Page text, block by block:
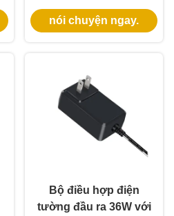
cắm điện gạch với 3
năm bảo hành
nói chuyện ngay.
Bộ điều hợp điện
tường đầu ra 36W với